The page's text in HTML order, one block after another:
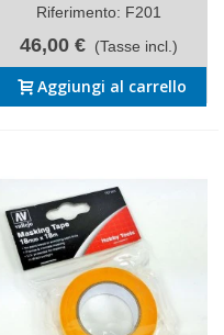
Riferimento: F201
46,00 € (Tasse incl.)
Aggiungi al carrello